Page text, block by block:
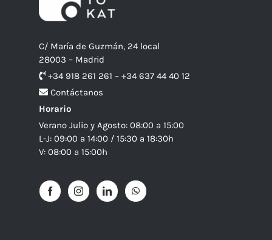
C/ María de Guzmán, 24 local
28003 – Madrid
+34 918 261 261 – +34 637 44 40 12
Contáctanos
Horario
Verano Julio y Agosto: 08:00 a 15:00
L-J: 09:00 a 14:00 / 15:30 a 18:30h
V: 08:00 a 15:00h